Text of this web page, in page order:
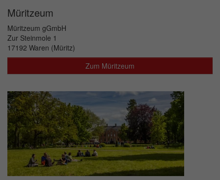
Müritzeum
Müritzeum gGmbH
Zur Steinmole 1
17192 Waren (Müritz)
Zum Müritzeum